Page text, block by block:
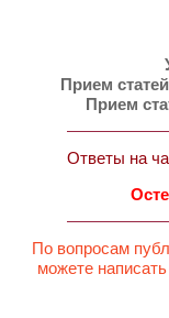
Прием
Прием
Ответы на
По вопросам
можете